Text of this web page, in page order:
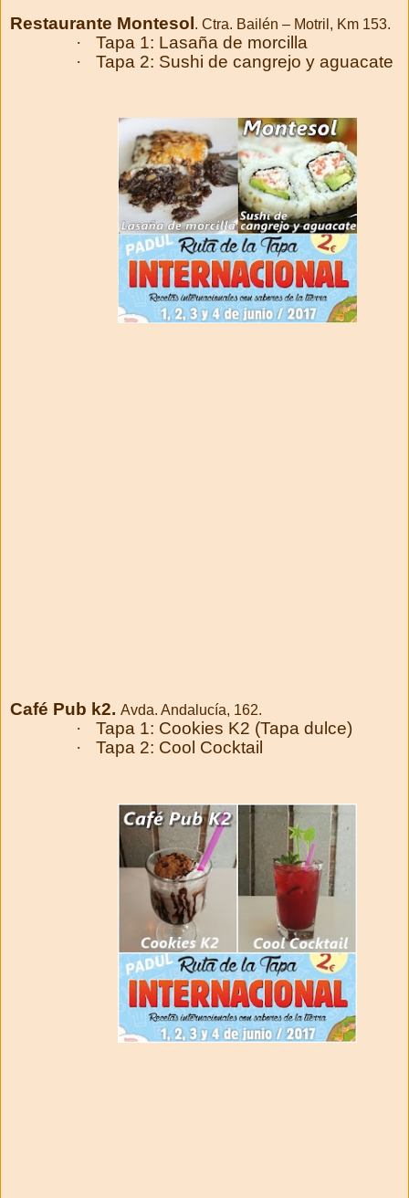
Restaurante Montesol. Ctra. Bailén – Motril, Km 153.
·
Tapa 1: Lasaña de morcilla
·
Tapa 2: Sushi de cangrejo y aguacate
Café Pub k2. Avda. Andalucía, 162.
·
Tapa 1: Cookies K2 (Tapa dulce)
·
Tapa 2: Cool Cocktail